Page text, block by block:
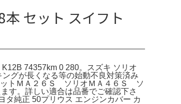
セット スイフト
74357km 0 280。スズキ ソリオ
グが長くなる等の始動不良対策済み
トＭＡ２６Ｓ ソリオＭＡ４６Ｓ ソ
す。詳しい適合は品番でご確認下さ
純正 50プリウス エンジンカバー カ